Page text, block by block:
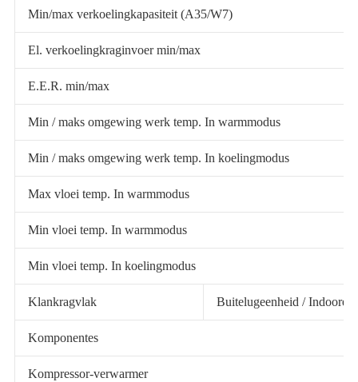
Min/max verkoelingkapasiteit (A35/W7)
El. verkoelingkraginvoer min/max
E.E.R. min/max
Min / maks omgewing werk temp. In warmmodus
Min / maks omgewing werk temp. In koelingmodus
Max vloei temp. In warmmodus
Min vloei temp. In warmmodus
Min vloei temp. In koelingmodus
Klankragvlak Buitelugeenheid /
Komponentes
Kompressor-verwarmer